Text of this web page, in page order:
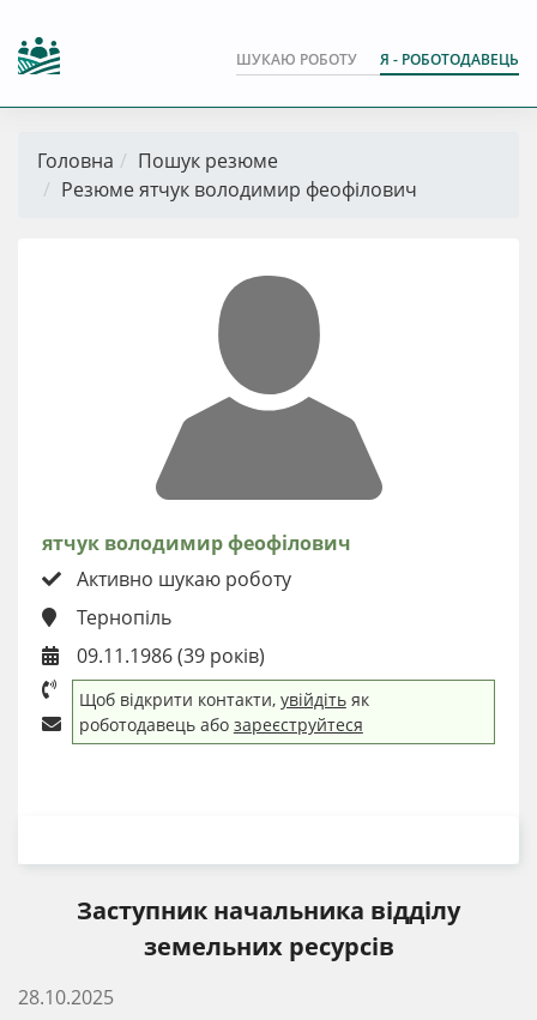
ШУКАЮ РОБОТУ Я - РОБОТОДАВЕЦЬ
Головна
Пошук резюме
Резюме ятчук володимир феофілович
ятчук володимир феофілович
Активно шукаю роботу
Тернопіль
09.11.1986 (39 років)
Щоб відкрити контакти, увійдітьяк
роботодавець або зареєструйтеся
Заступник начальника відділу
земельних ресурсів
28.10.2025